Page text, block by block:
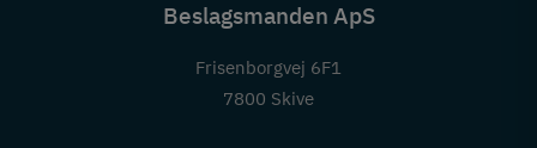
Beslagsmanden ApS
Frisenborgvej 6F1
7800 Skive